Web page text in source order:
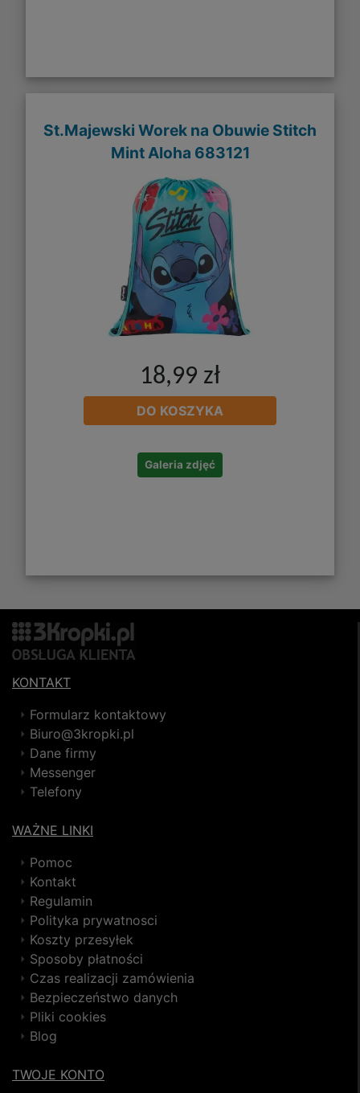
St.Majewski Worek na Obuwie Stitch
Mint Aloha 683121
18,99 zł
DO KOSZYKA
Galeria zdjęć
KONTAKT
Formularz kontaktowy
Biuro@3kropki.pl
Dane firmy
Messenger
Telefony
WAŻNE LINKI
Pomoc
Kontakt
Regulamin
Polityka prywatnosci
Koszty przesyłek
Sposoby płatności
Czas realizacji zamówienia
Bezpieczeństwo danych
Pliki cookies
Blog
TWOJE KONTO